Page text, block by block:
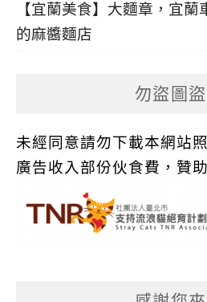
【宜蘭美食】大麵章，宜
的麻醬麵店
勿盜圖
未經同意請勿下載本網站
廣告收入部份伙食費，贊